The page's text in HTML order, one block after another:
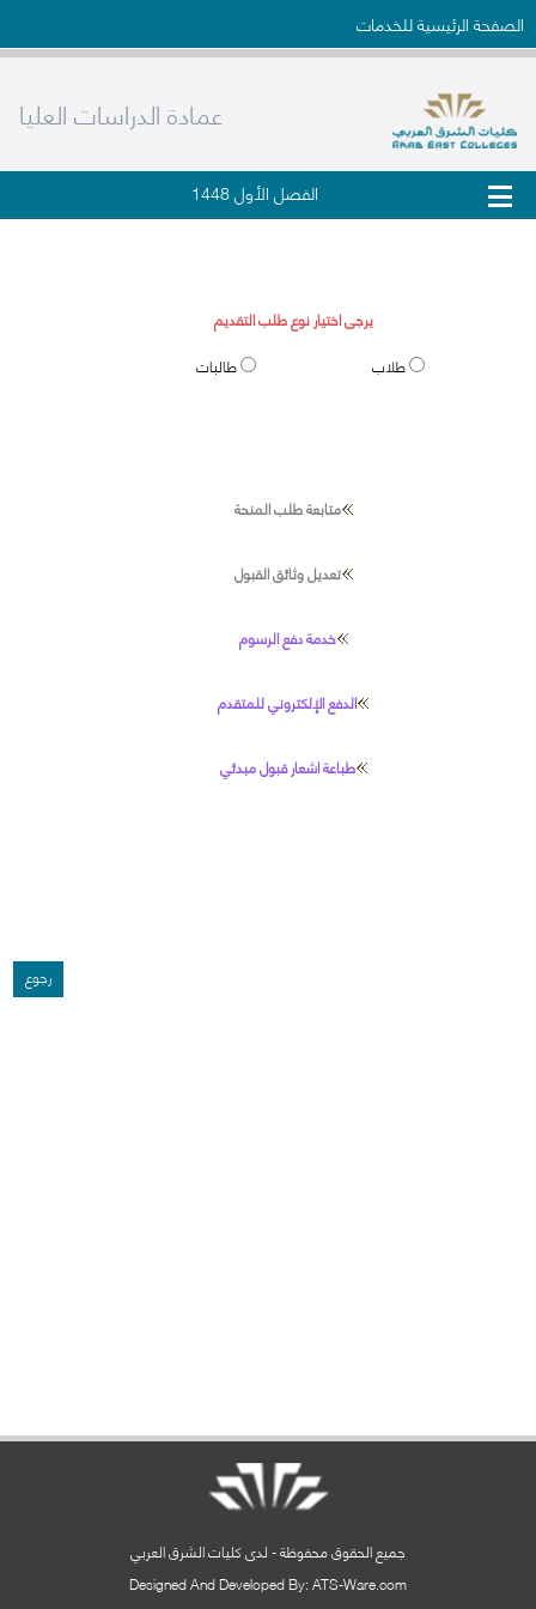
الصفحة الرئيسية للخدمات
عمادة الدراسات العليا
الفصل الأول 1448
يرجى اختيار نوع طلب التقديم
طلاب
طالبات
متابعة طلب المنحة
تعديل وثائق القبول
خدمة دفع الرسوم
الدفع الإلكتروني للمتقدم
طباعة اشعار قبول مبدئي
رجوع
جميع الحقوق محفوظة - لدى كليات الشرق العربي
Designed And Developed By: ATS-Ware.com